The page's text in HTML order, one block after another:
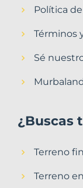
Política
Términos
Sé
¿Buscas
Terreno
Terreno